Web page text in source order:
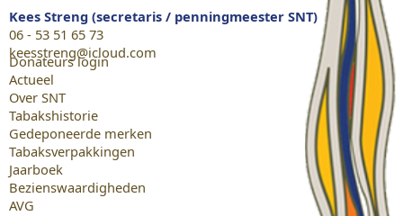
Kees Streng (secretaris / penningmeester SNT)
06 - 53 51 65 73
keesstreng@icloud.com
Donateurs login
Actueel
Over SNT
Tabakshistorie
Gedeponeerde merken
Tabaksverpakkingen
Jaarboek
Bezienswaardigheden
AVG